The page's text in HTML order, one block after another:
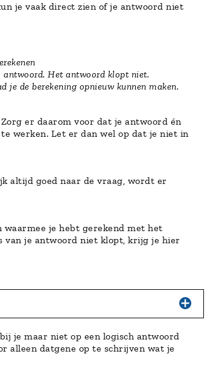
je vaak direct zien of je antwoord niet
Het antwoord klopt niet.
je de berekening opnieuw kunnen maken.
er daarom voor dat je antwoord én
werken. Let er dan wel op dat je niet in
altijd goed naar de vraag, wordt er
waarmee je hebt gerekend met het
van je antwoord niet klopt, krijg je hier
je maar niet op een logisch antwoord
alleen datgene op te schrijven wat je